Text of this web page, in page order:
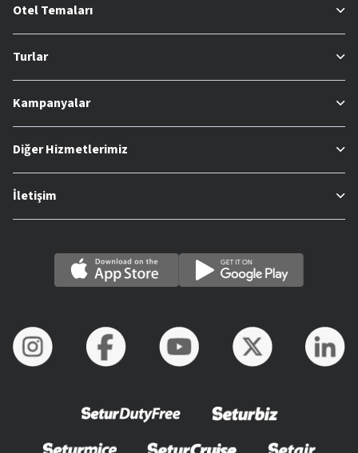
Otel Temaları
Turlar
Kampanyalar
Diğer Hizmetlerimiz
İletişim